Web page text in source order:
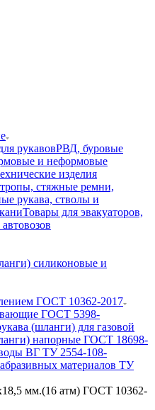
рукавовРВД, буровые
и неформовые
изделия
стяжные ремни,
рукава, стволы и
Товары для эвакуаторов,
силиконовые и
ГОСТ 10362-2017
ГОСТ 5398-
(шланги) для газовой
напорные ГОСТ 18698-
ВГ ТУ 2554-108-
материалов ТУ
мм.(16 атм) ГОСТ 10362-